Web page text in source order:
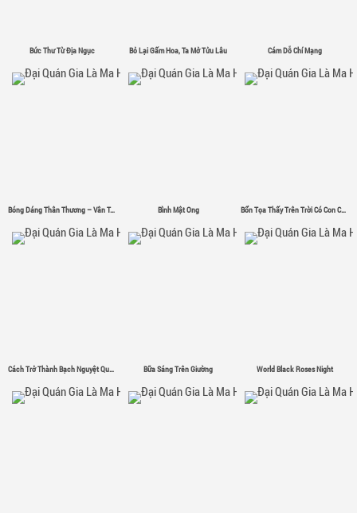
Bức Thư Từ Địa Ngục Bỏ Lại Gấm Hoa, Ta Mở Tửu Lâu Cám Dỗ Chí Mạng
Bóng Dáng Thân Thương – Vân Tân Bình Mật Ong Bổn Tọa Thấy Trên Trời Có Con Chim Sắt Σ( ゜- ゜)
Cách Trở Thành Bạch Nguyệt Quang Bữa Sáng Trên Giường World Black Roses Night